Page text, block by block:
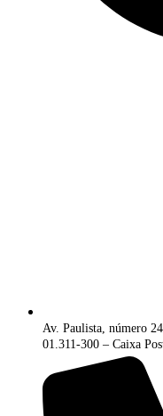
Av. Paulista, número
01.311-300 – Caixa